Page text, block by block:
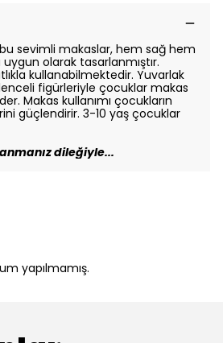
bu sevimli makaslar, hem sağ hem
uygun olarak tasarlanmıştır.
kullanabilmektedir. Yuvarlak
figürleriyle çocuklar makas
Makas kullanımı çocukların
güçlendirir. 3-10 yaş çocuklar
dileğiyle...
yapılmamış.